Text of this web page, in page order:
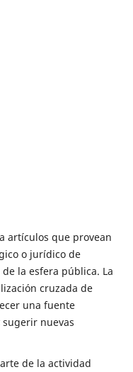
artículos que provean
o jurídico de
la esfera pública. La
cruzada de
una fuente
nuevas
de la actividad